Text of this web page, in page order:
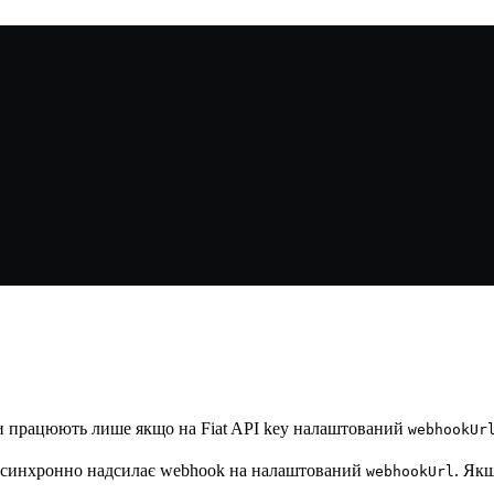
працюють лише якщо на Fiat API key налаштований
надсилає webhook на налаштований webhookUrl .